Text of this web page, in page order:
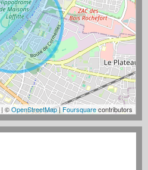
| ©OpenStreetMap|Foursquarecontributors